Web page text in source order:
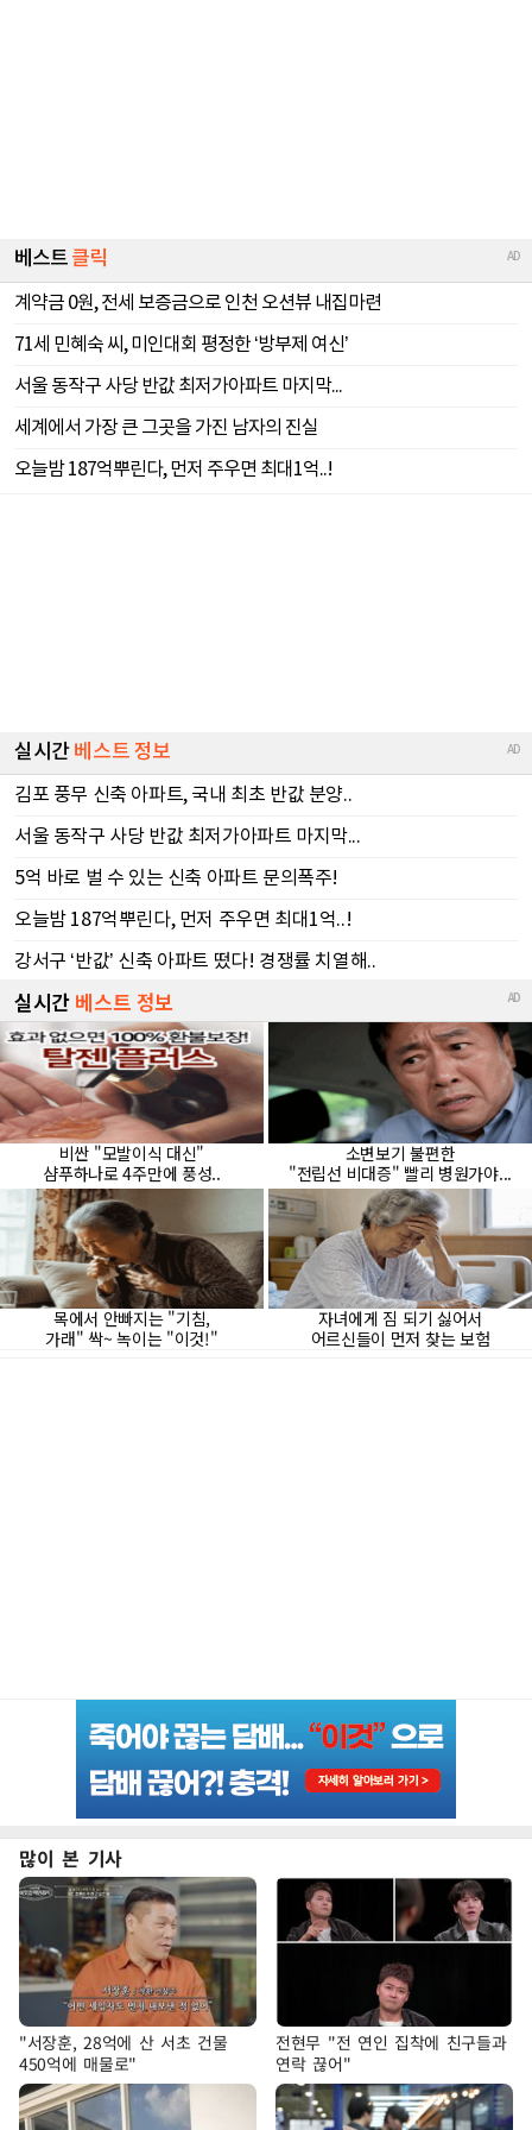
많이 본 기사
"서장훈, 28억에 산 서초 건물
450억에 매물로"
전현무 "전 연인 집착에 친구들과
연락 끊어"